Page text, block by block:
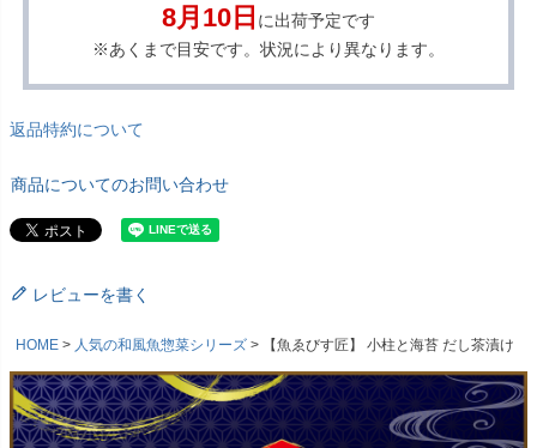
8月10日 に出荷予定です
※あくまで目安です。状況により異なります。
返品特約について
商品についてのお問い合わせ
レビューを書く
HOME 人気の和風魚惣菜シリーズ 【魚ゑびす匠】 小柱と海苔 だし茶漬け